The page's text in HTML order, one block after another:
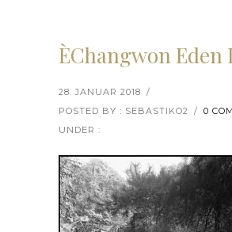
ÈChangwon Eden
28. JANUAR 2018 /
POSTED BY : SEBASTIKO2 / 0
UNDER :